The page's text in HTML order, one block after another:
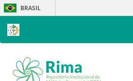
Skip
navigation
BRASIL